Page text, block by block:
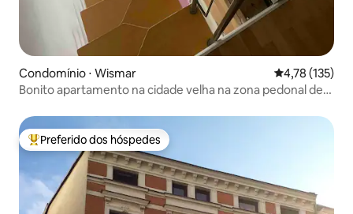
Condomínio ⋅ Wismar 4,78 de uma
4,78 (135)
Bonito apartamento na cidade velha na zona pedonal de
Entre os melhores preferidos dos hóspedes
Preferido dos hóspedes